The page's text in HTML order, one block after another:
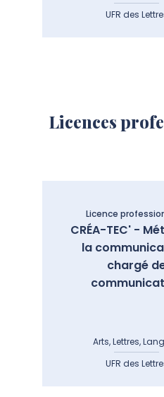
UFR des
Licences
Licence
CRÉA-TEC' -
la
chargé
Arts, Lettres,
UFR des